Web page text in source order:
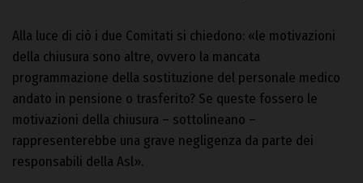
Alla luce di ciò i due Comitati si chiedono: «le motivazioni
della chiusura sono altre, ovvero la mancata
programmazione della sostituzione del personale medico
andato in pensione o trasferito? Se queste fossero le
motivazioni della chiusura – sottolineano –
rappresenterebbe una grave negligenza da parte dei
responsabili della Asl».